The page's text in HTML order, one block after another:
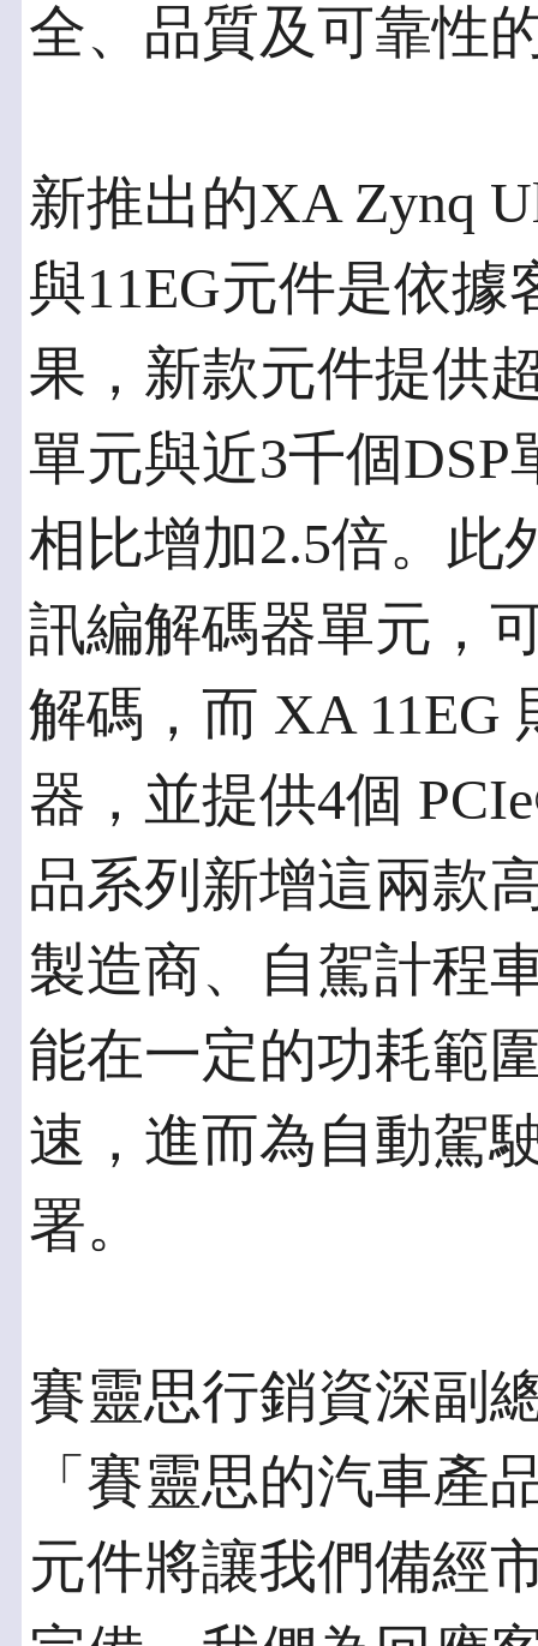
全、品質及可靠性
新推出的XA Zynq
與11EG元件是依
果，新款元件提供
單元與近3千個
相比增加2.5倍。此
訊編解碼器單元，
解碼，而 XA 11EG
器，並提供4個
品系列新增這兩款
製造商、自駕計程
能在一定的功耗範
速，進而為自動駕
署。
賽靈思行銷資深副
「賽靈思的汽車產
元件將讓我們備經